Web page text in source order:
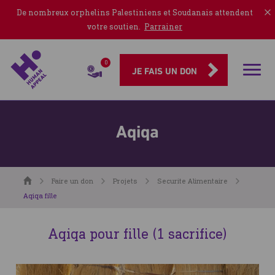
De nombreux orphelins Palestiniens et Soudanais attendent
votre soutien. Parrainer
0
JE FAIS UN DON
Aqiqa
AccueilFaire un don Projets
Securite Alimentaire
Aqiqa fille
Aqiqa pour fille (1 sacrifice)